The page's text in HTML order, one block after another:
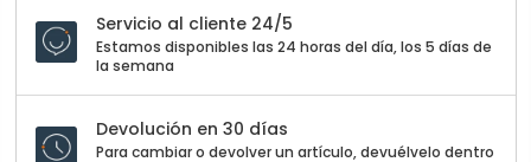
Servicio al cliente 24/5
Estamos disponibles las 24 horas del día, los 5 días de
la semana
Devolución en 30 días
Para cambiar o devolver un artículo, devuélvelo dentro